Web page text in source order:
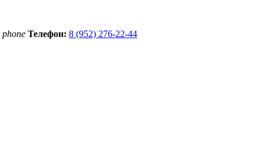
phone Телефон: 8 (952) 276-22-44